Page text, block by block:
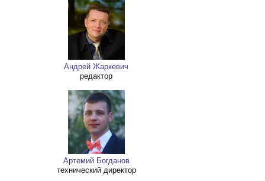
Андрей Жаркевич
редактор
Артемий Богданов
технический директор